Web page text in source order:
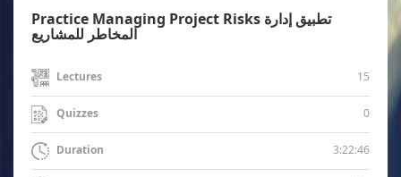
Practice Managing Project Risks تطبيق إدارة
المخاطر للمشاريع
Lectures 15
Quizzes 0
Duration 3:22:46